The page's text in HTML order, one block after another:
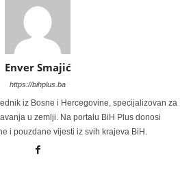
Enver Smajić
https://bihplus.ba
iz Bosne i Hercegovine, specijalizovan za
u zemlji. Na portalu BiH Plus donosi
i pouzdane vijesti iz svih krajeva BiH.